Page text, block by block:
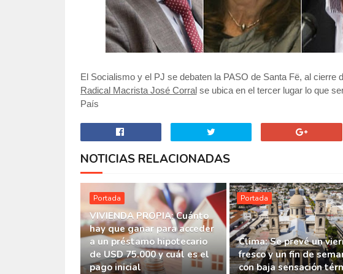
El Socialismo y el PJ se debaten la PASO de Santa Fë, al cierre
Radical Macrista José Corralse ubica en el tercer lugar lo que
País
NOTICIAS RELACIONADAS
Portada
VIVIENDA PROPIA: Cuánto
hay que ganar para acceder
a un préstamo hipotecario
de USD 75.000 y cuál es el
pago inicial
Portada
Clima: Se prevé un
fresco y un fin de
con baja sensación